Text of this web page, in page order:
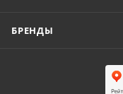
БРЕНДЫ